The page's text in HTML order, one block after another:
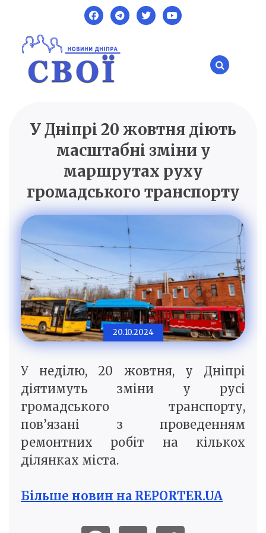
content
SVOI.DP.UA
Новини Дніпра
У Дніпрі 20 жовтня діють
масштабні зміни у
маршрутах руху
громадського транспорту
20.10.2024
У неділю, 20 жовтня, у Дніпрі
діятимуть зміни у русі
громадського транспорту,
пов’язані з проведенням
ремонтних робіт на кількох
ділянках міста.
Більше новин на REPORTER.UA